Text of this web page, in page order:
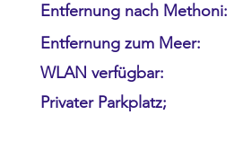
Entfernung zum Meer:
Entfernung nach Methoni:
WLAN verfügbar:
Privater Parkplatz;